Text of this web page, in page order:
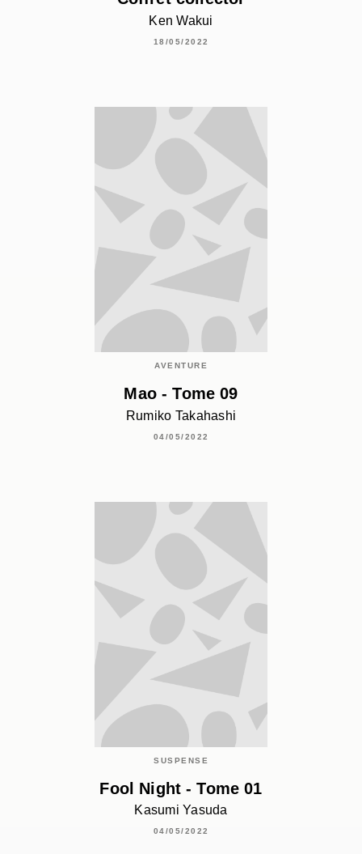
Ken Wakui
18/05/2022
AVENTURE
Mao - Tome 09
Rumiko Takahashi
04/05/2022
SUSPENSE
Fool Night - Tome 01
Kasumi Yasuda
04/05/2022